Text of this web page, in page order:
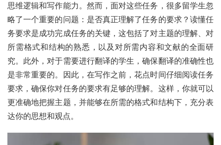
思维逻辑和写作能力。然而，面对这些任务，很多留学生忽
略了一个重要的问题：是否真正理解了任务的要求？读懂任
务要求是成功完成任务的关键，这包括了对主题的理解、对
所需格式和结构的熟悉，以及对所需内容和文献的全面研
究。此外，对于需要进行翻译的学生，确保翻译的准确性也
是非常重要的。因此，在写作之前，花点时间仔细阅读任务
要求，确保你对任务的要求有足够的理解。这样，你就可以
更准确地把握主题，并能够在所需的格式和结构下，充分表
达你的思想和观点。